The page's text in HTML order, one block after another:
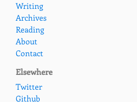
Writing
Archives
Reading
About
Contact
Elsewhere
Twitter
Github